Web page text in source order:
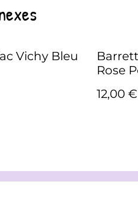
Vichy Bleu
Rose
12,00 €